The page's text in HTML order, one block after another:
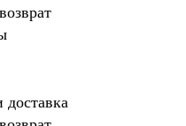
доставка